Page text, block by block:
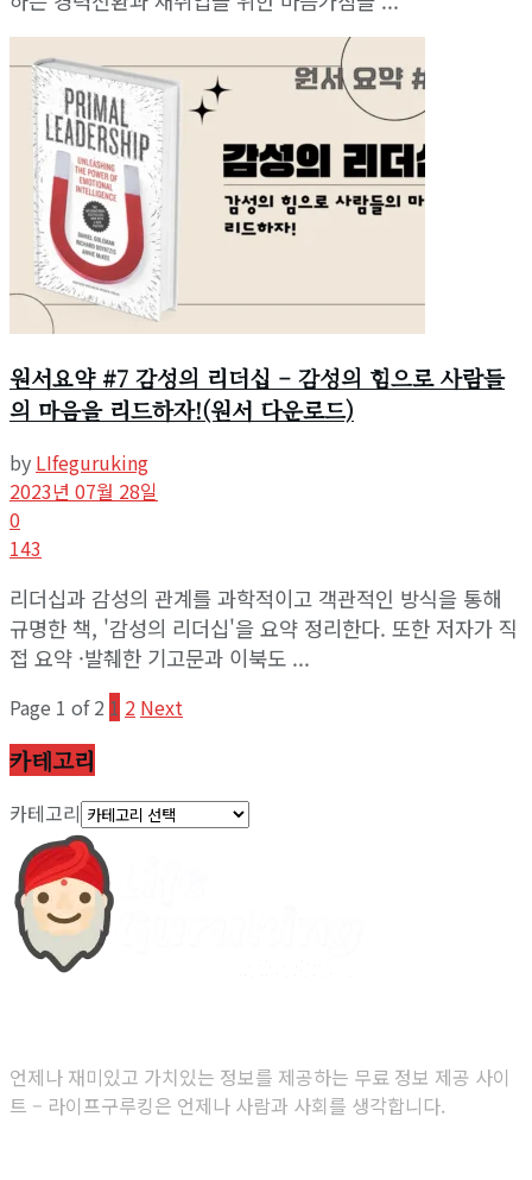
원서요약 #7 감성의 리더십 – 감성의 힘으로 사람들
의 마음을 리드하자!(원서 다운로드)
by LIfeguruking
2023년 07월 28일
0
143
리더십과 감성의 관계를 과학적이고 객관적인 방식을 통해
규명한 책, '감성의 리더십'을 요약 정리한다. 또한 저자가 직
접 요약 ·발췌한 기고문과 이북도 ...
Page 1 of 2 1 2 Next
카테고리
카테고리
언제나 재미있고 가치있는 정보를 제공하는 무료 정보 제공 사이
트 – 라이프구루킹은 언제나 사람과 사회를 생각합니다.